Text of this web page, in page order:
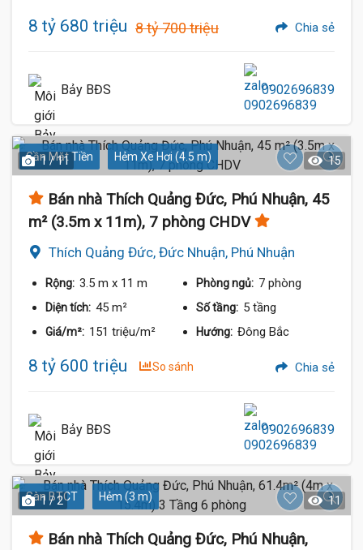
8 tỷ 680 triệu 8 tỷ 700 triệu Chia sẻ
Bảy BĐS 0902696839
Gần Mặt Tiền Hẻm Xe Hơi (4.5 m)
1 / 11 15
Bán nhà Thích Quảng Đức, Phú Nhuận, 45
m² (3.5m x 11m), 7 phòng CHDV
Thích Quảng Đức, Đức Nhuận, Phú Nhuận
Rộng: 3.5 m x 11 m Phòng ngủ: 7 phòng
Diện tích: 45 m² Số tầng: 5 tầng
Giá/m²: 151 triệu/m² Hướng: Đông Bắc
8 tỷ 600 triệu So sánh Chia sẻ
Bảy BĐS 0902696839
Sàn BTCT Hẻm (3 m)
1 / 2 11
Bán nhà Thích Quảng Đức, Phú Nhuận,